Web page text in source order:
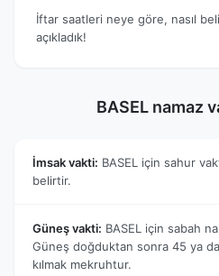
İftar saatleri neye göre, nasıl
açıkladık!
BASEL namaz
İmsak vakti: BASEL için sahur
belirtir.
Güneş vakti: BASEL için sabah
Güneş doğduktan sonra 45 ya
kılmak mekruhtur.